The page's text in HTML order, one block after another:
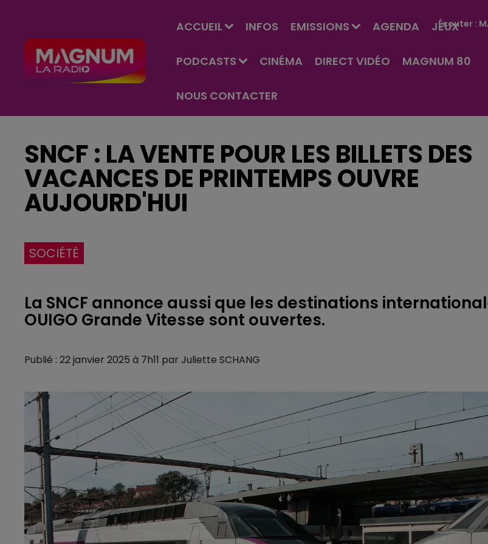
ACCUEIL INFOS EMISSIONS AGENDA JEUX
PODCASTS CINÉMA DIRECT VIDÉO MAGNUM 80
NOUS CONTACTER
Écouter :
SNCF : LA VENTE POUR LES BILLETS DES
VACANCES DE PRINTEMPS OUVRE
AUJOURD'HUI
SOCIÉTÉ
La SNCF annonce aussi que les destinations
OUIGO Grande Vitesse sont ouvertes.
Publié : 22 janvier 2025 à 7h11 par Juliette SCHANG